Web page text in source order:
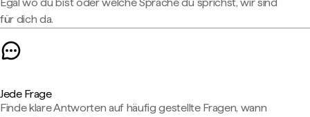
für dich da.
Jede Frage
Finde klare Antworten auf häufig gestellte Fragen, wann